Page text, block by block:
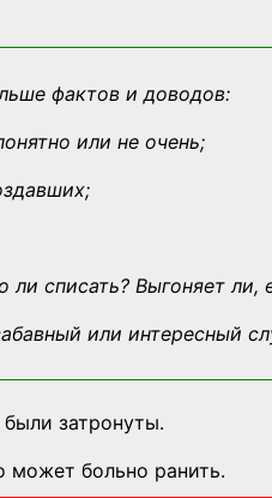
фактов и доводов:
или не очень;
ли списать? Выгоняет ли,
или интересный
затронуты.
больно ранить.